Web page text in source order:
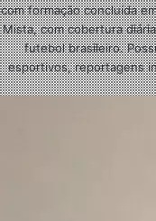
com formação concluída
Mista, com cobertura
futebol brasileiro.
esportivos, reportagens